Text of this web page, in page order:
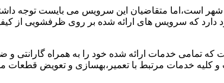
است،اما متقاضیان این سرویس می بایست توجه
دارد که سرویس های ارائه شده بر روی ظرفشویی از
تمامی خدمات ارائه شده خود را به همراه گارانتی
کلیه خدمات مرتبط با تعمیر،بهسازی و تعویض